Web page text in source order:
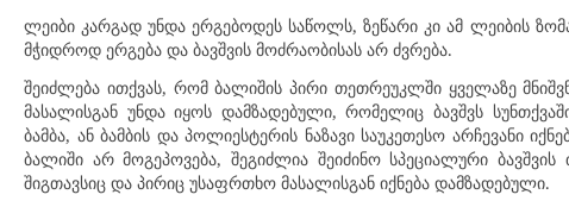
ლეიბი კარგად უნდა ერგებოდეს საწოლს, ზეწარი კი ამ ლეიბის
მჭიდროდ ერგება და ბავშვის მოძრაობისას არ ძვრება.
შეიძლება ითქვას, რომ ბალიშის პირი თეთრეუკლში ყველაზე
მასალისგან უნდა იყოს დამზადებული, რომელიც ბავშვს
ბამბა, ან ბამბის და პოლიესტერის ნაზავი საუკეთესო არჩევანი
ბალიში არ მოგეპოვება, შეგიძლია შეიძინო სპეციალური
შიგთავსიც და პირიც უსაფრთხო მასალისგან იქნება დამზადებული.